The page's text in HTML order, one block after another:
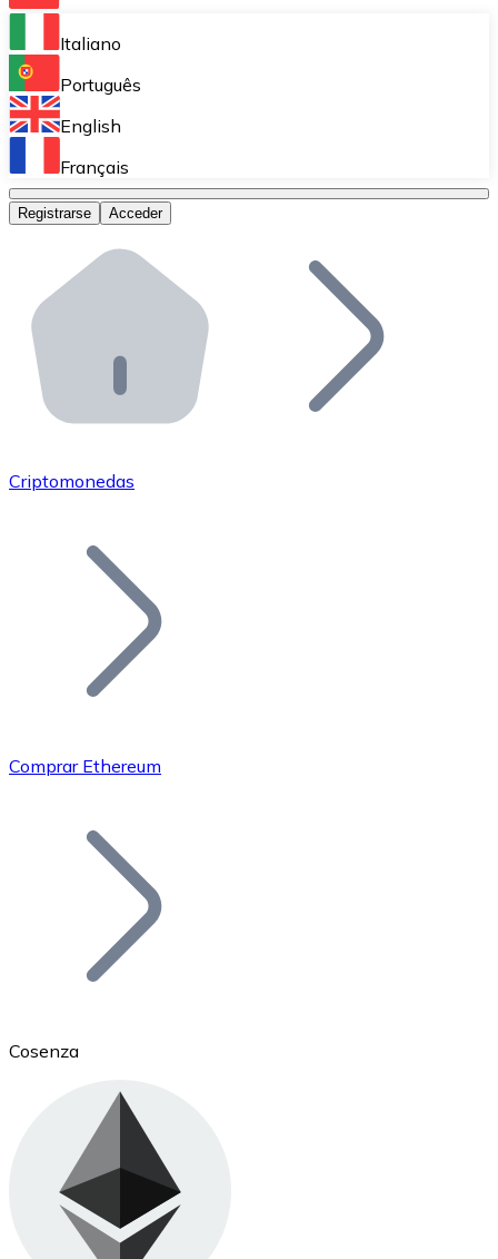
Bitnovo Ramp
Integra nuestra solución en tu plataforma.
Bitnovo Giftcards
Bitnovo OTC
Bitnovo ATM
Integra un ATM Bitnovo en tu negocio y permite que
Bitnovo API
Integra nuestra API en tu ecosistema.
Únete a nuestra red de distribuidores.
Añade tu proyecto a nuestro ecosistema.
Bitcoin
Ethereum
ETH
Italiano
Português
English
Français
Registrarse Acceder
Criptomonedas
Comprar Ethereum
Cosenza